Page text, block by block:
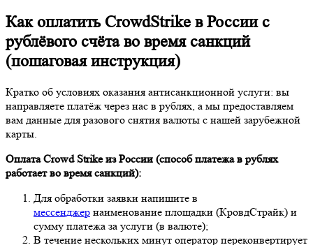
Как оплатить CrowdStrike в России с
рублёвого счёта во время санкций
(пошаговая инструкция)
Кратко об условиях оказания антисанкционной услуги: вы
направляете платёж через нас в рублях, а мы предоставляем
вам данные для разового снятия валюты с нашей зарубежной
карты.
Оплата Crowd Strikeиз России (способ платежа в рублях
работает во время санкций):
Для обработки заявки напишите в
мессенджер наименование площадки (КровдСтрайк) и
сумму платежа за услуги (в валюте);
В течение нескольких минут оператор переконвертирует